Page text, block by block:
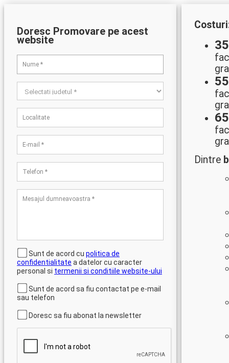
Doresc Promovare pe acest
website
Sunt de acord cu politica de
confidentialitate a datelor cu caracter
personal si termenii si conditiile website-ului
Sunt de acord sa fiu contactat pe e-mail
sau telefon
Doresc sa fiu abonat la newsletter
Dintre